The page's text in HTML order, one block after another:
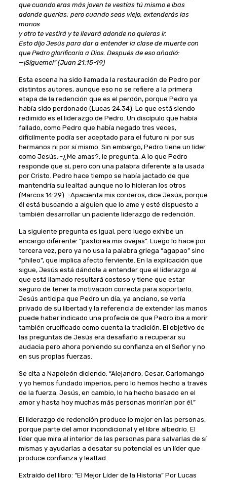
que cuando eras más joven te vestías tú mismo e ibas
adonde querías; pero cuando seas viejo, extenderás las
manos
y otro te vestirá y te llevará adonde no quieras ir.
Esto dijo Jesús para dar a entender la clase de muerte con
que Pedro glorificaría a Dios. Después de eso añadió:
—¡Sígueme!” (Juan 21:15-19)
Esta escena ha sido llamada la restauración de Pedro por
distintos autores, aunque eso no se refiere a la primera
etapa de la redención que es el perdón, porque Pedro ya
había sido perdonado (Lucas 24.34). Lo que está siendo
redimido es el liderazgo de Pedro. Un discípulo que había
fallado, como Pedro que había negado tres veces,
difícilmente podía ser aceptado para el futuro ni por sus
hermanos ni por sí mismo. Sin embargo, Pedro tiene un líder
como Jesús. -¿Me amas?, le pregunta. A lo que Pedro
responde que si, pero con una palabra diferente a la usada
por Cristo. Pedro hace tiempo se había jactado de que
mantendría su lealtad aunque no lo hicieran los otros
(Marcos 14:29). -Apacienta mis corderos, dice Jesús, porque
él está buscando a alguien que lo ame y esté dispuesto a
también desarrollar un paciente liderazgo de redención.
La siguiente pregunta es igual, pero luego exhibe un
encargo diferente: “pastorea mis ovejas”. Luego lo hace por
tercera vez, pero ya no usa la palabra griega “agapao” sino
“phileo”, que implica afecto ferviente. En la explicación que
sigue, Jesús está dándole a entender que el liderazgo al
que está llamado resultará costoso y tiene que estar
seguro de tener la motivación correcta para soportarlo.
Jesús anticipa que Pedro un día, ya anciano, se vería
privado de su libertad y la referencia de extender las manos
puede haber indicado una profecía de que Pedro iba a morir
también crucificado como cuenta la tradición. El objetivo de
las preguntas de Jesús era desafiarlo a recuperar su
audacia pero ahora poniendo su confianza en el Señor y no
en sus propias fuerzas.
Se cita a Napoleón diciendo: “Alejandro, Cesar, Carlomango
y yo hemos fundado imperios, pero lo hemos hecho a través
de la fuerza. Jesús, en cambio, lo ha hecho basado en el
amor y hasta hoy muchas más personas morirían por él.”
El liderazgo de redención produce lo mejor en las personas,
porque parte del amor incondicional y el libre albedrío. El
líder que mira al interior de las personas para salvarlas de sí
mismas y ayudarlas a desatar su potencial es un líder que
produce confianza y lealtad.
Extraído del libro: “El Mejor Líder de la Historia” Por Lucas